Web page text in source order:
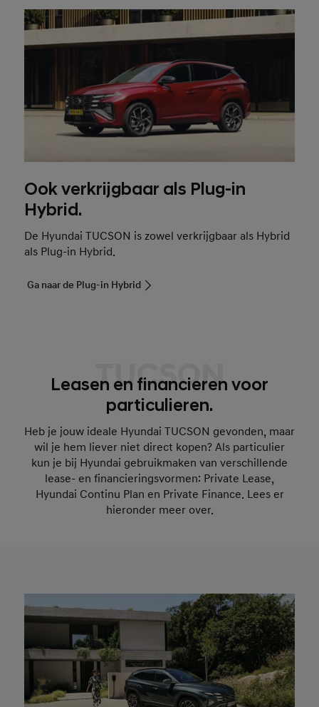
Ook verkrijgbaar als Plug-in
Hybrid.
De Hyundai TUCSON is zowel verkrijgbaar als Hybrid
als Plug-in Hybrid.
Ga naar de Plug-in Hybrid
TUCSON
Leasen en financieren voor
particulieren.
Heb je jouw ideale Hyundai TUCSON gevonden, maar
wil je hem liever niet direct kopen? Als particulier
kun je bij Hyundai gebruikmaken van verschillende
lease- en financieringsvormen: Private Lease,
Hyundai Continu Plan en Private Finance. Lees er
hieronder meer over.